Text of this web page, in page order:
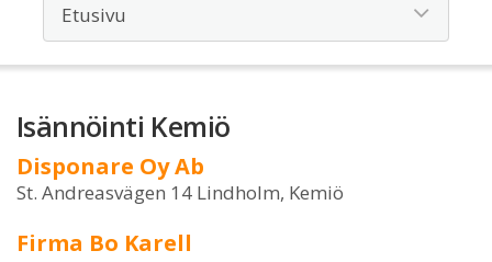
Isännöinti Kemiö
Disponare Oy Ab
St. Andreasvägen 14 Lindholm, Kemiö
Firma Bo Karell